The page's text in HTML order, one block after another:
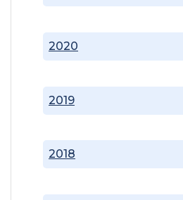
2018
2019
2020